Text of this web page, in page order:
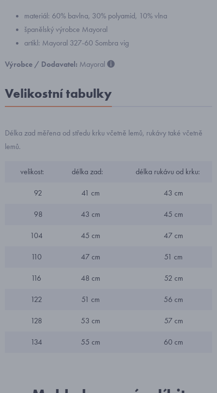
materiál: 60% bavlna, 30% polyamid, 10% vlna
španělský výrobce Mayoral
artikl: Mayoral 327-60 Sombra vig
Výrobce / Dodavatel: Mayoral
Velikostní tabulky
Délka zad měřena od středu krku včetně lemů, rukávy také včetně
lemů.
velikost: délka zad: délka rukávu od krku:
92 41 cm 43 cm
98 43 cm 45 cm
104 45 cm 47 cm
110 47 cm 51 cm
116 48 cm 52 cm
122 51 cm 56 cm
128 53 cm 57 cm
134 55 cm 60 cm